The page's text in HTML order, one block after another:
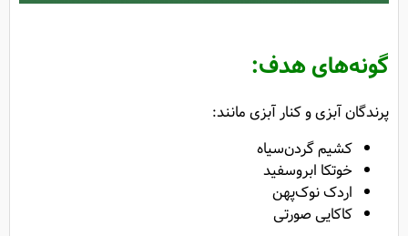
گونه‌های هدف:
پرندگان آبزی و کنار آبزی مانند:
کشیم گردن‌سیاه
خوتکا ابروسفید
اردک نوک‌پهن
کاکایی صورتی